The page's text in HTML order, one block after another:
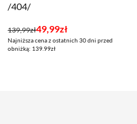
/404/
139,99zł
Pierwotna
cena
49,99zł
Aktualna
cena
Najniższa cena z ostatnich 30 dni przed
obniżką: 139.99zł